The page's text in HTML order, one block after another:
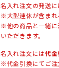
名入れ注文の発送に
※大型連休が含まれ
※他の商品と一緒に
いただきます。
名入れ注文には代
※代金引換にてご注